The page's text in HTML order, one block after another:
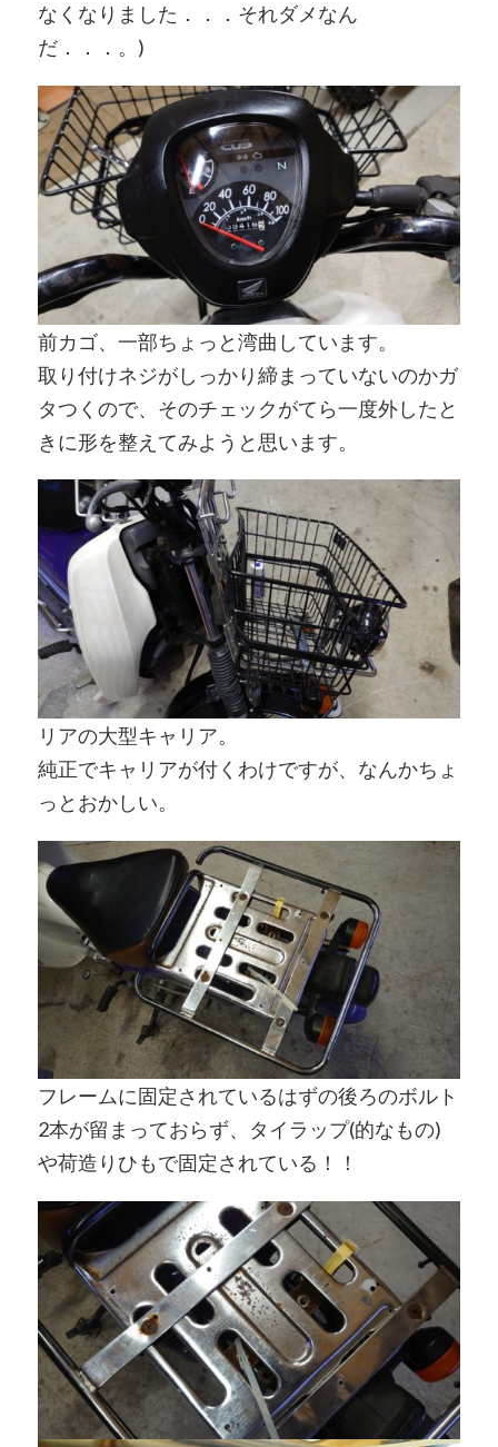
なくなりました．．．それダメなん
だ．．．。)
前カゴ、一部ちょっと湾曲しています。
取り付けネジがしっかり締まっていないのかガ
タつくので、そのチェックがてら一度外したと
きに形を整えてみようと思います。
リアの大型キャリア。
純正でキャリアが付くわけですが、なんかちょ
っとおかしい。
フレームに固定されているはずの後ろのボルト
2本が留まっておらず、タイラップ(的なもの)
や荷造りひもで固定されている！！